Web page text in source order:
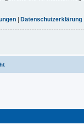
| Datenschutzerklärung